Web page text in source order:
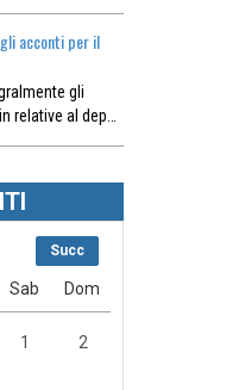
acconti per il
gli
relative al dep…
Succ
Sab Dom
1 2